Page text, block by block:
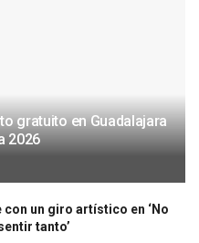
gratuito en Guadalajara
2026
con un giro artístico en ‘No
tanto’